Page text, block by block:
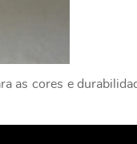
as cores e